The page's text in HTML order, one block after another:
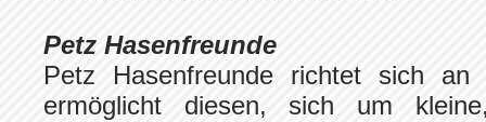
Petz Hasenfreunde
Petz Hasenfreunde richtet sich
ermöglicht diesen, sich um